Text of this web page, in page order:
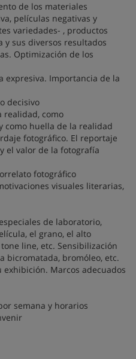
de los materiales
películas negativas y
variedades- , productos
y sus diversos resultados
Optimización de los
expresiva. Importancia de la
decisivo
realidad, como
como huella de la realidad
fotográfico. El reportaje
el valor de la fotografía
fotográfico
visuales literarias,
de laboratorio,
el grano, el alto
line, etc. Sensibilización
bicromatada, bromóleo, etc.
Marcos adecuados
semana y horarios